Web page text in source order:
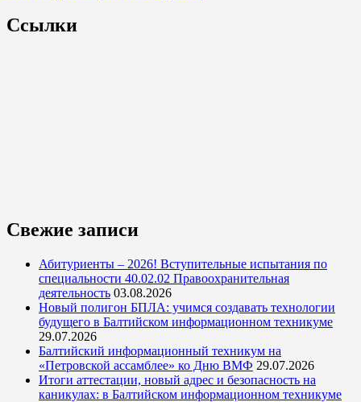
Ссылки
Свежие записи
Абитуриенты – 2026! Вступительные испытания по
специальности 40.02.02 Правоохранительная
деятельность 03.08.2026
Новый полигон БПЛА: учимся создавать технологии
будущего в Балтийском информационном техникуме
29.07.2026
Балтийский информационный техникум на
«Петровской ассамблее» ко Дню ВМФ 29.07.2026
Итоги аттестации, новый адрес и безопасность на
каникулах: в Балтийском информационном техникуме